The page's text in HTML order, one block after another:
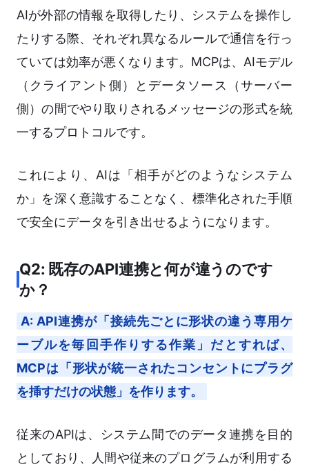
AIが外部の情報を取得したり、システムを操作し
たりする際、それぞれ異なるルールで通信を行っ
ていては効率が悪くなります。MCPは、AIモデル
（クライアント側）とデータソース（サーバー
側）の間でやり取りされるメッセージの形式を統
一するプロトコルです。
これにより、AIは「相手がどのようなシステム
か」を深く意識することなく、標準化された手順
で安全にデータを引き出せるようになります。
Q2: 既存のAPI連携と何が違うのです
か？
A: API連携が「接続先ごとに形状の違う専用ケ
ーブルを毎回手作りする作業」だとすれば、
MCPは「形状が統一されたコンセントにプラグ
を挿すだけの状態」を作ります。
従来のAPIは、システム間でのデータ連携を目的
としており、人間や従来のプログラムが利用する